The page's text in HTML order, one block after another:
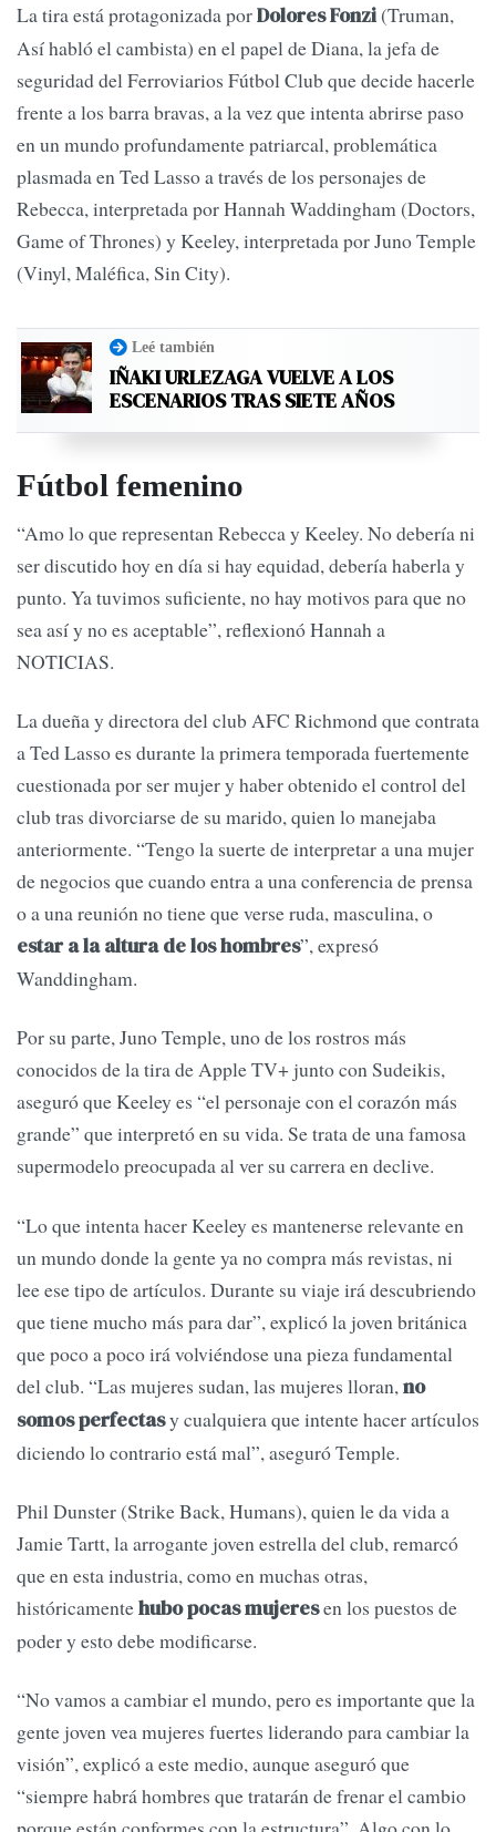
La tira está protagonizada porDolores Fonzi(Truman,
Así habló el cambista) en el papel de Diana, la jefa de
seguridad del Ferroviarios Fútbol Club que decide hacerle
frente a los barra bravas, a la vez que intenta abrirse paso
en un mundo profundamente patriarcal, problemática
plasmada en Ted Lasso a través de los personajes de
Rebecca, interpretada por Hannah Waddingham (Doctors,
Game of Thrones) y Keeley, interpretada por Juno Temple
(Vinyl, Maléfica, Sin City).
Leé también
IÑAKI URLEZAGA VUELVE A LOS
ESCENARIOS TRAS SIETE AÑOS
Fútbol femenino
“Amo lo que representan Rebecca y Keeley. No debería ni
ser discutido hoy en día si hay equidad, debería haberla y
punto. Ya tuvimos suficiente, no hay motivos para que no
sea así y no es aceptable”, reflexionó Hannah a
NOTICIAS.
La dueña y directora del club AFC Richmond que contrata
a Ted Lasso es durante la primera temporada fuertemente
cuestionada por ser mujer y haber obtenido el control del
club tras divorciarse de su marido, quien lo manejaba
anteriormente. “Tengo la suerte de interpretar a una mujer
de negocios que cuando entra a una conferencia de prensa
o a una reunión no tiene que verse ruda, masculina, o
estar a la altura de los hombres”, expresó
Wanddingham.
Por su parte, Juno Temple, uno de los rostros más
conocidos de la tira de Apple TV+ junto con Sudeikis,
aseguró que Keeley es “el personaje con el corazón más
grande” que interpretó en su vida. Se trata de una famosa
supermodelo preocupada al ver su carrera en declive.
“Lo que intenta hacer Keeley es mantenerse relevante en
un mundo donde la gente ya no compra más revistas, ni
lee ese tipo de artículos. Durante su viaje irá descubriendo
que tiene mucho más para dar”, explicó la joven británica
que poco a poco irá volviéndose una pieza fundamental
del club. “Las mujeres sudan, las mujeres lloran, no
somos perfectasy cualquiera que intente hacer artículos
diciendo lo contrario está mal”, aseguró Temple.
Phil Dunster (Strike Back, Humans), quien le da vida a
Jamie Tartt, la arrogante joven estrella del club, remarcó
que en esta industria, como en muchas otras,
históricamentehubo pocas mujeresen los puestos de
poder y esto debe modificarse.
“No vamos a cambiar el mundo, pero es importante que la
gente joven vea mujeres fuertes liderando para cambiar la
visión”, explicó a este medio, aunque aseguró que
“siempre habrá hombres que tratarán de frenar el cambio